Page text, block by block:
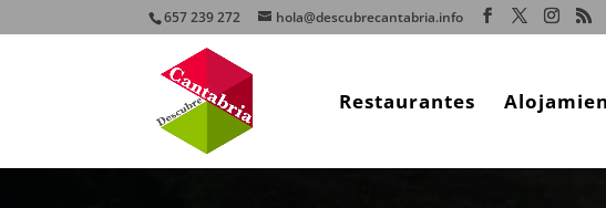
657 239 272 hola@descubrecantabria.info
Restaurantes